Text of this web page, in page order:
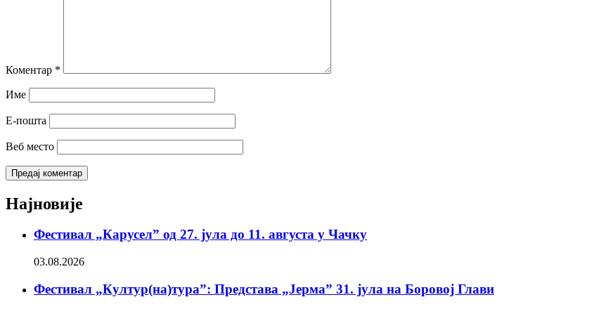
Коментар *
Име
Е-пошта
Веб место
Најновије
Фестивал „Карусел” од 27. јула до 11. августа у Чачку
03.08.2026
Фестивал „Култур(на)тура”: Представа „Јерма” 31. јула на Боровој Глави